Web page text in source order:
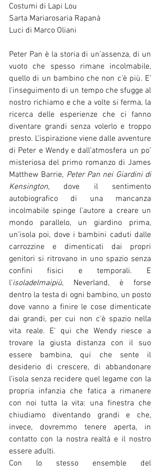
Costumi di Lapi Lou
Sarta Mariarosaria Rapanà
Luci di Marco Oliani
Peter Pan è la storia di un’assenza, di un
vuoto che spesso rimane incolmabile,
quello di un bambino che non c’è più. E’
l’inseguimento di un tempo che sfugge al
nostro richiamo e che a volte si ferma, la
ricerca delle esperienze che ci fanno
diventare grandi senza volerlo e troppo
presto. L’ispirazione viene dalle avventure
di Peter e Wendy e dall’atmosfera un po’
misteriosa del primo romanzo di James
Matthew Barrie, Peter Pan nei Giardini di
Kensington, dove il sentimento
autobiografico di una mancanza
incolmabile spinge l’autore a creare un
mondo parallelo, un giardino prima,
un’isola poi, dove i bambini caduti dalle
carrozzine e dimenticati dai propri
genitori si ritrovano in uno spazio senza
confini fisici e temporali. E
l’isoladelmaipiù, Neverland, è forse
dentro la testa di ogni bambino, un posto
dove vanno a finire le cose dimenticate
dai grandi, per cui non c'è spazio nella
vita reale. E’ qui che Wendy riesce a
trovare la giusta distanza con il suo
essere bambina, qui che sente il
desiderio di crescere, di abbandonare
l’isola senza recidere quel legame con la
propria infanzia che fatica a rimanere
con noi tutta la vita: una finestra che
chiudiamo diventando grandi e che,
invece, dovremmo tenere aperta, in
contatto con la nostra realtà e il nostro
essere adulti.
Con lo stesso ensemble del